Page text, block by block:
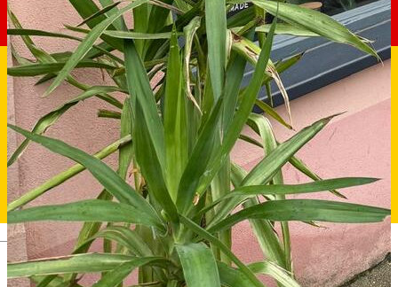
Deutsch